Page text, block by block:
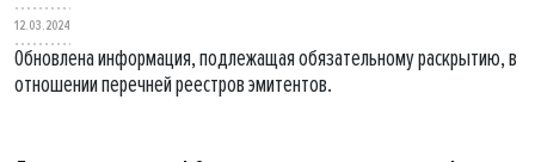
12.03.2024
Обновлена информация, подлежащая обязательному раскрытию, в
отношении перечней реестров эмитентов.